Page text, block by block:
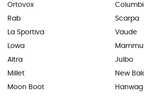
Ortovox
Rab
La Sportiva
Lowa
Altra
Millet
Moon Boot
Scarpa
Vaude
Julbo
New
Hanwag